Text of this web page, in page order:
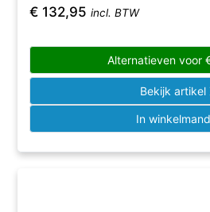
€ 132,95 incl. BTW
Alternatieven voor
Bekijk artikel
In winkelmand